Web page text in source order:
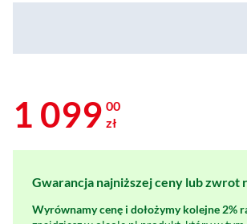
1 099 00
zł
Gwarancja najniższej ceny lub zwrot
Wyrównamy cenę i dołożymy kolejne 2%